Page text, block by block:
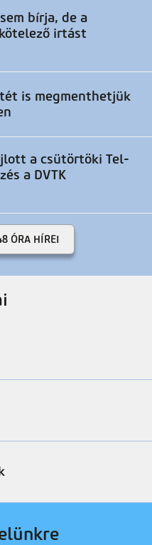
bírja, de a
irtást
is megmenthetjük
a csütörtöki Tel-
a DVTK
ÓRA HÍREI